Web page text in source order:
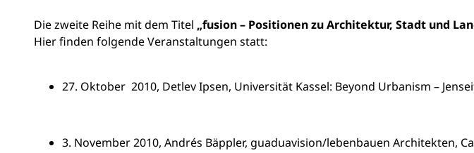
Die zweite Reihe mit dem Titel „fusion – Positionen zu Architektur, Stadt und
Hier finden folgende Veranstaltungen statt:
27. Oktober 2010, Detlev Ipsen, Universität Kassel: Beyond Urbanism –
3. November 2010, Andrés Bäppler, guaduavision/lebenbauen Architekten,